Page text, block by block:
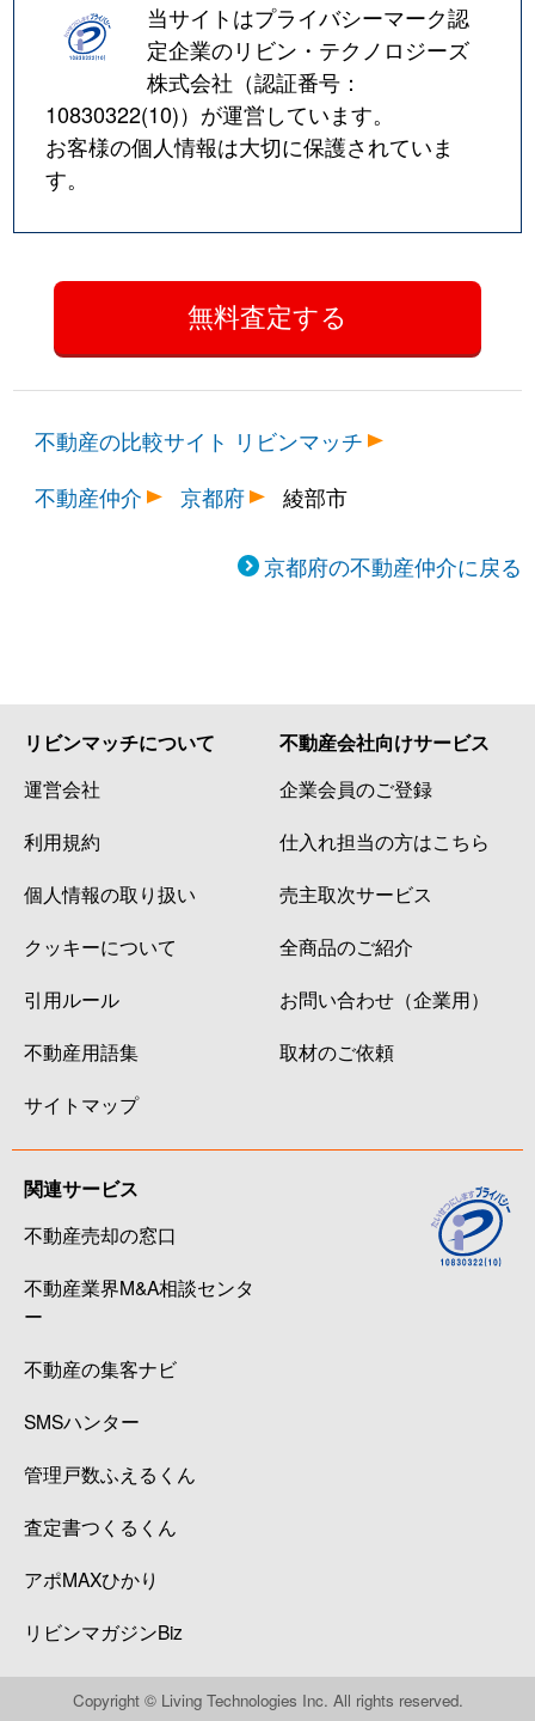
当サイトはプライバシーマーク認
定企業のリビン・テクノロジーズ
株式会社（認証番号：
10830322(10)）が運営しています。
お客様の個人情報は大切に保護されていま
す。
不動産の比較サイト リビンマッチ
不動産仲介
京都府 綾部市
京都府の不動産仲介に戻る
リビンマッチについて
運営会社
利用規約
個人情報の取り扱い
クッキーについて
引用ルール
不動産用語集
サイトマップ
不動産会社向けサービス
企業会員のご登録
仕入れ担当の方はこちら
売主取次サービス
全商品のご紹介
お問い合わせ（企業用）
取材のご依頼
関連サービス
不動産売却の窓口
不動産業界M&A相談センタ
ー
不動産の集客ナビ
SMSハンター
管理戸数ふえるくん
査定書つくるくん
アポMAXひかり
リビンマガジンBiz
Copyright © Living Technologies Inc. All rights reserved.